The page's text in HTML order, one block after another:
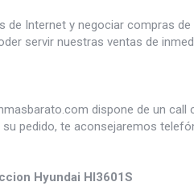
de Internet y negociar compras de
servir nuestras ventas de
dispone de un call
pedido, te aconsejaremos
Hyundai HI3601S